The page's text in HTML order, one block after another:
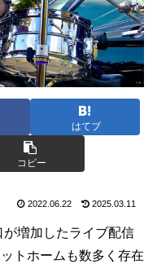
はてブ
コピー
2022.06.22 2025.03.11
増加したライブ配信
トホームも数多く存在